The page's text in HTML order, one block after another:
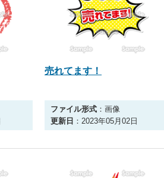
売れてます！
ファイル形式 ：画像
更新日 ：2023年05月02日